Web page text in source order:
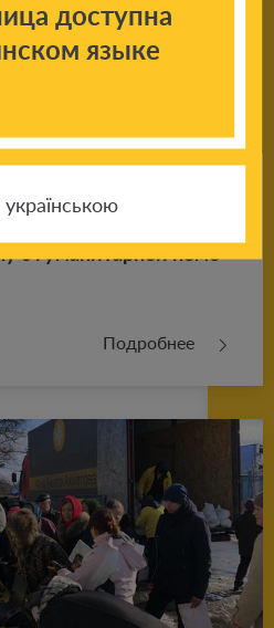
на Дон­басс
с гу­ма­ни­тар­ной по­мо­
Подробнее
доступна
языке